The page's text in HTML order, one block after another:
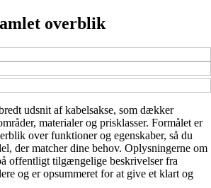
overblik
udsnit af kabelsakse, som dækker
materialer og prisklasser. Formålet er
over funktioner og egenskaber, så du
der matcher dine behov. Oplysningerne om
offentligt tilgængelige beskrivelser fra
og er opsummeret for at give et klart og